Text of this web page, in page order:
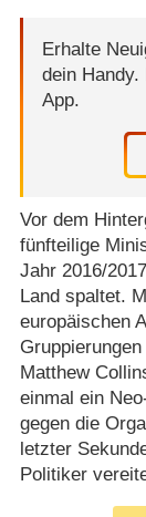
Erhalte
dein Handy.
App.
Vor dem
fünfteilige
Jahr 2016/​
Land spaltet.
europäischen
Matthew
einmal ein
gegen die
letzter
Politiker